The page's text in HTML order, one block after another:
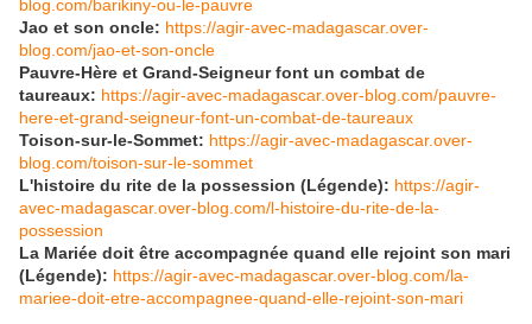
blog.com/barikiny-ou-le-pauvre
Jao et son oncle: https://agir-avec-madagascar.over-
blog.com/jao-et-son-oncle
Pauvre-Hère et Grand-Seigneur font un combat de
taureaux: https://agir-avec-madagascar.over-blog.com/pauvre-
here-et-grand-seigneur-font-un-combat-de-taureaux
Toison-sur-le-Sommet: https://agir-avec-madagascar.over-
blog.com/toison-sur-le-sommet
L'histoire du rite de la possession (Légende): https://agir-
avec-madagascar.over-blog.com/l-histoire-du-rite-de-la-
possession
La Mariée doit être accompagnée quand elle rejoint son mari
(Légende): https://agir-avec-madagascar.over-blog.com/la-
mariee-doit-etre-accompagnee-quand-elle-rejoint-son-mari